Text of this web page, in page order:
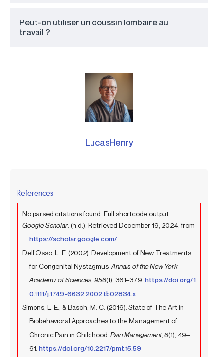
Peut-on utiliser un coussin lombaire au
travail ?
LucasHenry
References
No parsed citations found. Full shortcode output:
Google Scholar. (n.d.). Retrieved December 19, 2024, from
https://scholar.google.com/
Dell’Osso, L. F. (2002). Development of New Treatments
for Congenital Nystagmus. Annals of the New York
Academy of Sciences 956(1), 361–379. https://doi.org/1
0.1111/j.1749-6632.2002.tb02834.x
Simons, L. E., & Basch, M. C. (2016). State of The Art in
Biobehavioral Approaches to the Management of
Chronic Pain in Childhood. Pain Management, 6(1), 49–
61. https://doi.org/10.2217/pmt.15.59